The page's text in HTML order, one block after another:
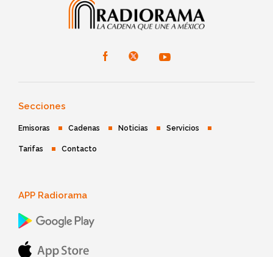
Secciones
Emisoras Cadenas Noticias Servicios
Tarifas Contacto
APP Radiorama